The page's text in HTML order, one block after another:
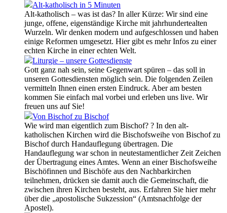
Alt-katholisch in 5 Minuten
Alt-katholisch – was ist das? In aller Kürze: Wir sind eine
junge, offene, eigenständige Kirche mit jahrhundertealten
Wurzeln. Wir denken modern und aufgeschlossen und haben
einige Reformen umgesetzt. Hier gibt es mehr Infos zu einer
echten Kirche in einer echten Welt.
Liturgie – unsere Gottesdienste
Gott ganz nah sein, seine Gegenwart spüren – das soll in
unseren Gottesdiensten möglich sein. Die folgenden Zeilen
vermitteln Ihnen einen ersten Eindruck. Aber am besten
kommen Sie einfach mal vorbei und erleben uns live. Wir
freuen uns auf Sie!
Von Bischof zu Bischof
Wie wird man eigentlich zum Bischof? ? In den alt-
katholischen Kirchen wird die Bischofsweihe von Bischof zu
Bischof durch Handauflegung übertragen. Die
Handauflegung war schon in neutestamentlicher Zeit Zeichen
der Übertragung eines Amtes. Wenn an einer Bischofsweihe
Bischöfinnen und Bischöfe aus den Nachbarkirchen
teilnehmen, drücken sie damit auch die Gemeinschaft, die
zwischen ihren Kirchen besteht, aus. Erfahren Sie hier mehr
über die „apostolische Sukzession“ (Amtsnachfolge der
Apostel).